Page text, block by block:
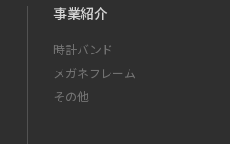
事業紹介
時計バンド
メガネフレーム
その他